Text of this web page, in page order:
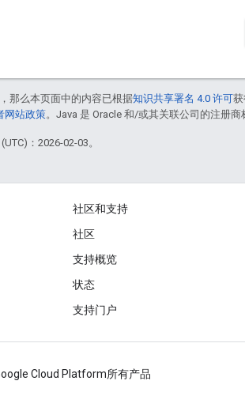
那么本页面中的内容已根据知识共享署名 4.0 许可
网站政策。Java 是 Oracle 和/或其关联公司的注册商
：2026-02-03。
社区和支持
社区
支持概览
状态
支持门户
Cloud Platform所有产品